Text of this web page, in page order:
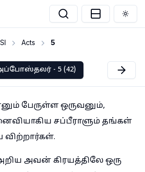
Acts 5
- 5 (42)
பேருள்ள ஒருவனும்,
சப்பீராளும் தங்கள்
விற்றார்கள்.
அவன் கிரயத்திலே ஒரு